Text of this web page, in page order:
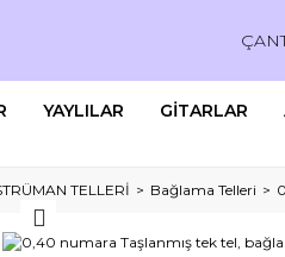
YAYLILAR GİTARLAR
TELLERİ Bağlama Telleri